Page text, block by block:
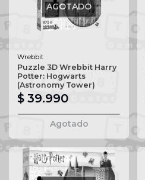
AGOTADO
Wrebbit
Puzzle 3D Wrebbit Harry
Potter: Hogwarts
(Astronomy Tower)
$ 39.990
Agotado